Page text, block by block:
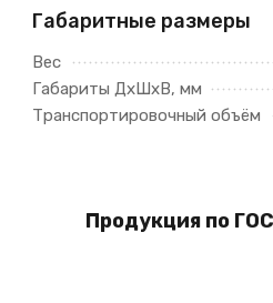
Габаритные размеры
Вес
Габариты ДхШхВ, мм
Транспортировочный объём
Продукция по